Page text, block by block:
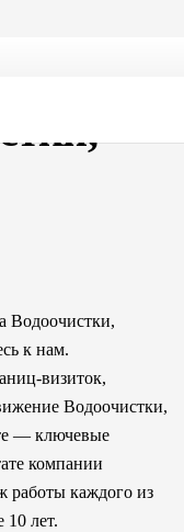
Водоочистки,
к нам.
визиток,
Водоочистки,
— ключевые
компании
работы каждого из
10 лет.